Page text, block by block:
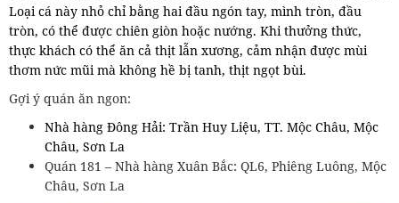
Loại cá này nhỏ chỉ bằng hai đầu ngón tay, mình tròn, đầu
tròn, có thể được chiên giòn hoặc nướng. Khi thưởng thức,
thực khách có thể ăn cả thịt lẫn xương, cảm nhận được mùi
thơm nức mũi mà không hề bị tanh, thịt ngọt bùi.
Gợi ý quán ăn ngon:
Nhà hàng Đông Hải: Trần Huy Liệu, TT. Mộc Châu, Mộc
Châu, Sơn La
Quán 181 – Nhà hàng Xuân Bắc: QL6, Phiêng Luông, Mộc
Châu, Sơn La